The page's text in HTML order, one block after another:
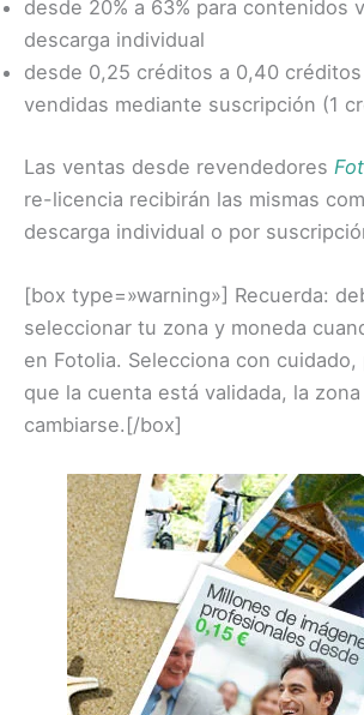
desde 20% a 63% para contenidos
descarga individual
desde 0,25 créditos a 0,40
vendidas mediante suscripción (1
Las ventas desde revendedores
re-licencia recibirán las mismas
descarga individual o por
[box type=»warning»] Recuerda:
seleccionar tu zona y moneda
en Fotolia. Selecciona con
que la cuenta está validada, la
cambiarse.[/box]